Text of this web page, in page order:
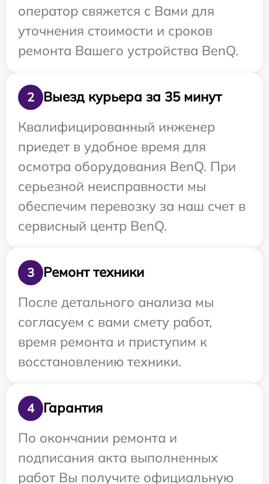
оператор свяжется с Вами для
уточнения стоимости и сроков
ремонта Вашего устройства BenQ.
2
Выезд курьера за 35 минут
Квалифицированный инженер
приедет в удобное время для
осмотра оборудования BenQ. При
серьезной неисправности мы
обеспечим перевозку за наш счет в
сервисный центр BenQ.
3
Ремонт техники
После детального анализа мы
согласуем с вами смету работ,
время ремонта и приступим к
восстановлению техники.
4
Гарантия
По окончании ремонта и
подписания акта выполненных
работ Вы получите официальную